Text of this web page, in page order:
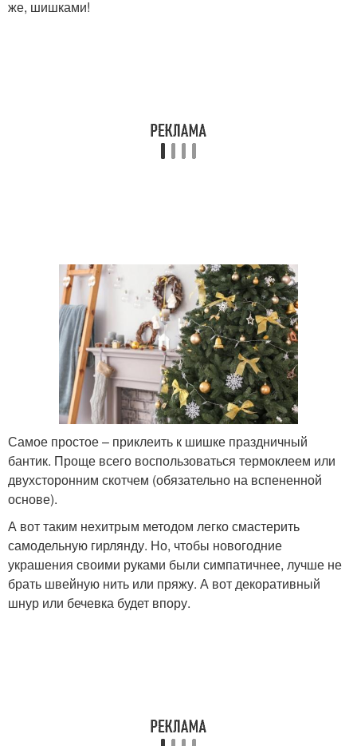
же, шишками!
Самое простое – приклеить к шишке праздничный
бантик. Проще всего воспользоваться термоклеем или
двухсторонним скотчем (обязательно на вспененной
основе).
А вот таким нехитрым методом легко смастерить
самодельную гирлянду. Но, чтобы новогодние
украшения своими руками были симпатичнее, лучше не
брать швейную нить или пряжу. А вот декоративный
шнур или бечевка будет впору.